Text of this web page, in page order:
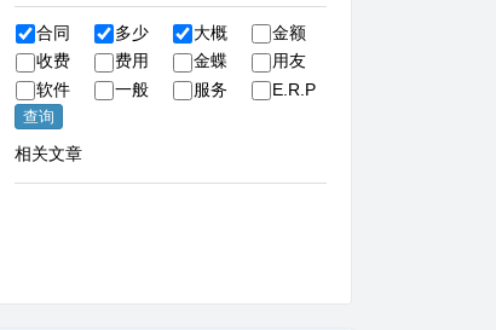
合同 多少 大概
金额
收费
费用 金蝶
用友
软件
一般 服务 E.R.P
相关文章